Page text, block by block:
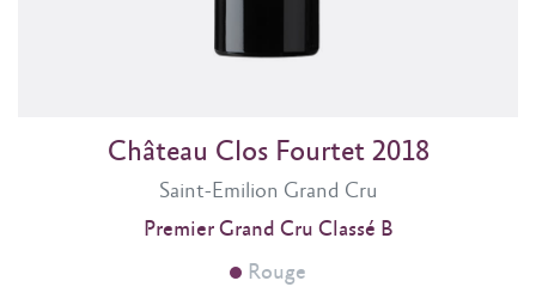
Saint-Emilion Grand Cru
Château Clos Fourtet 2018
Premier Grand Cru Classé B
Rouge